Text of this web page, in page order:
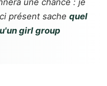
une chance : je
présent sache quel
girl group